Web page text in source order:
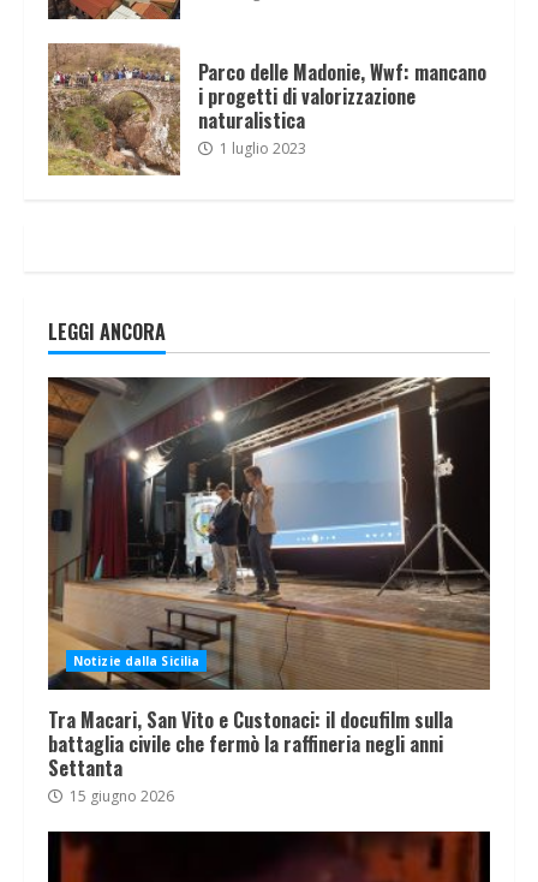
Parco delle Madonie, Wwf: mancano
i progetti di valorizzazione
naturalistica
1 luglio 2023
LEGGI ANCORA
Notizie dalla Sicilia
Tra Macari, San Vito e Custonaci: il docufilm sulla
battaglia civile che fermò la raffineria negli anni
Settanta
15 giugno 2026